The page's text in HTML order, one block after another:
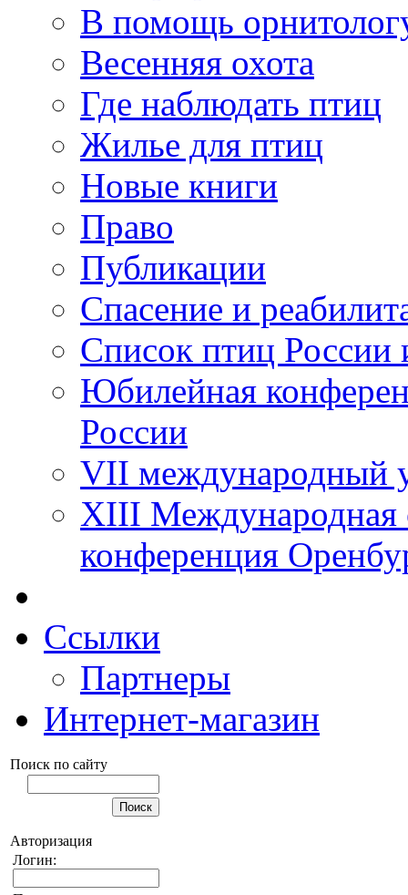
В помощь
Весенняя охота
Где наблюдать птиц
Жилье для птиц
Новые книги
Право
Публикации
Спасение и
Список птиц России
Юбилейная
России
VII международный
XIII Международная
конференция
Ссылки
Партнеры
Интернет-магазин
Поиск по сайту
Авторизация
Логин: